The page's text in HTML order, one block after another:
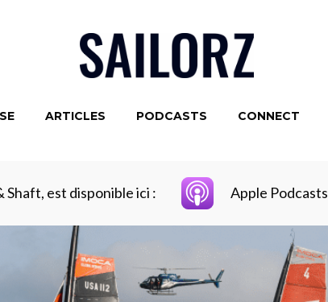
ARTICLES PODCASTS CONNECT
Shaft, est disponible ici : Apple Podcasts